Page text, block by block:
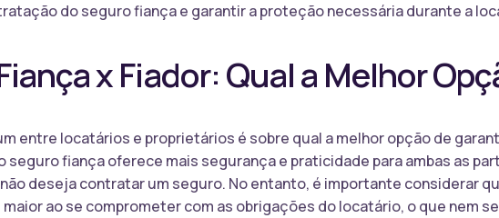
do seguro fiança e garantir a proteção necessária durante a
x Fiador: Qual a Melhor
entre locatários e proprietários é sobre qual a melhor opção de
seguro fiança oferece mais segurança e praticidade para ambas as
deseja contratar um seguro. No entanto, é importante considerar
ao se comprometer com as obrigações do locatário, o que nem